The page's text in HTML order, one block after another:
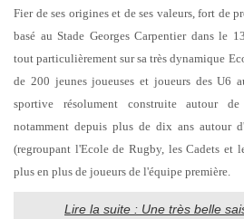
Fier de ses origines et de ses valeurs, fort de
basé au Stade Georges Carpentier dans le
tout particulièrement sur sa très dynamique
de 200 jeunes joueuses et joueurs des U6
sportive résolument construite autour
notamment depuis plus de dix ans autour
(regroupant l'Ecole de Rugby, les Cadets et
plus en plus de joueurs de l'équipe première.
Lire la suite : Une très belle